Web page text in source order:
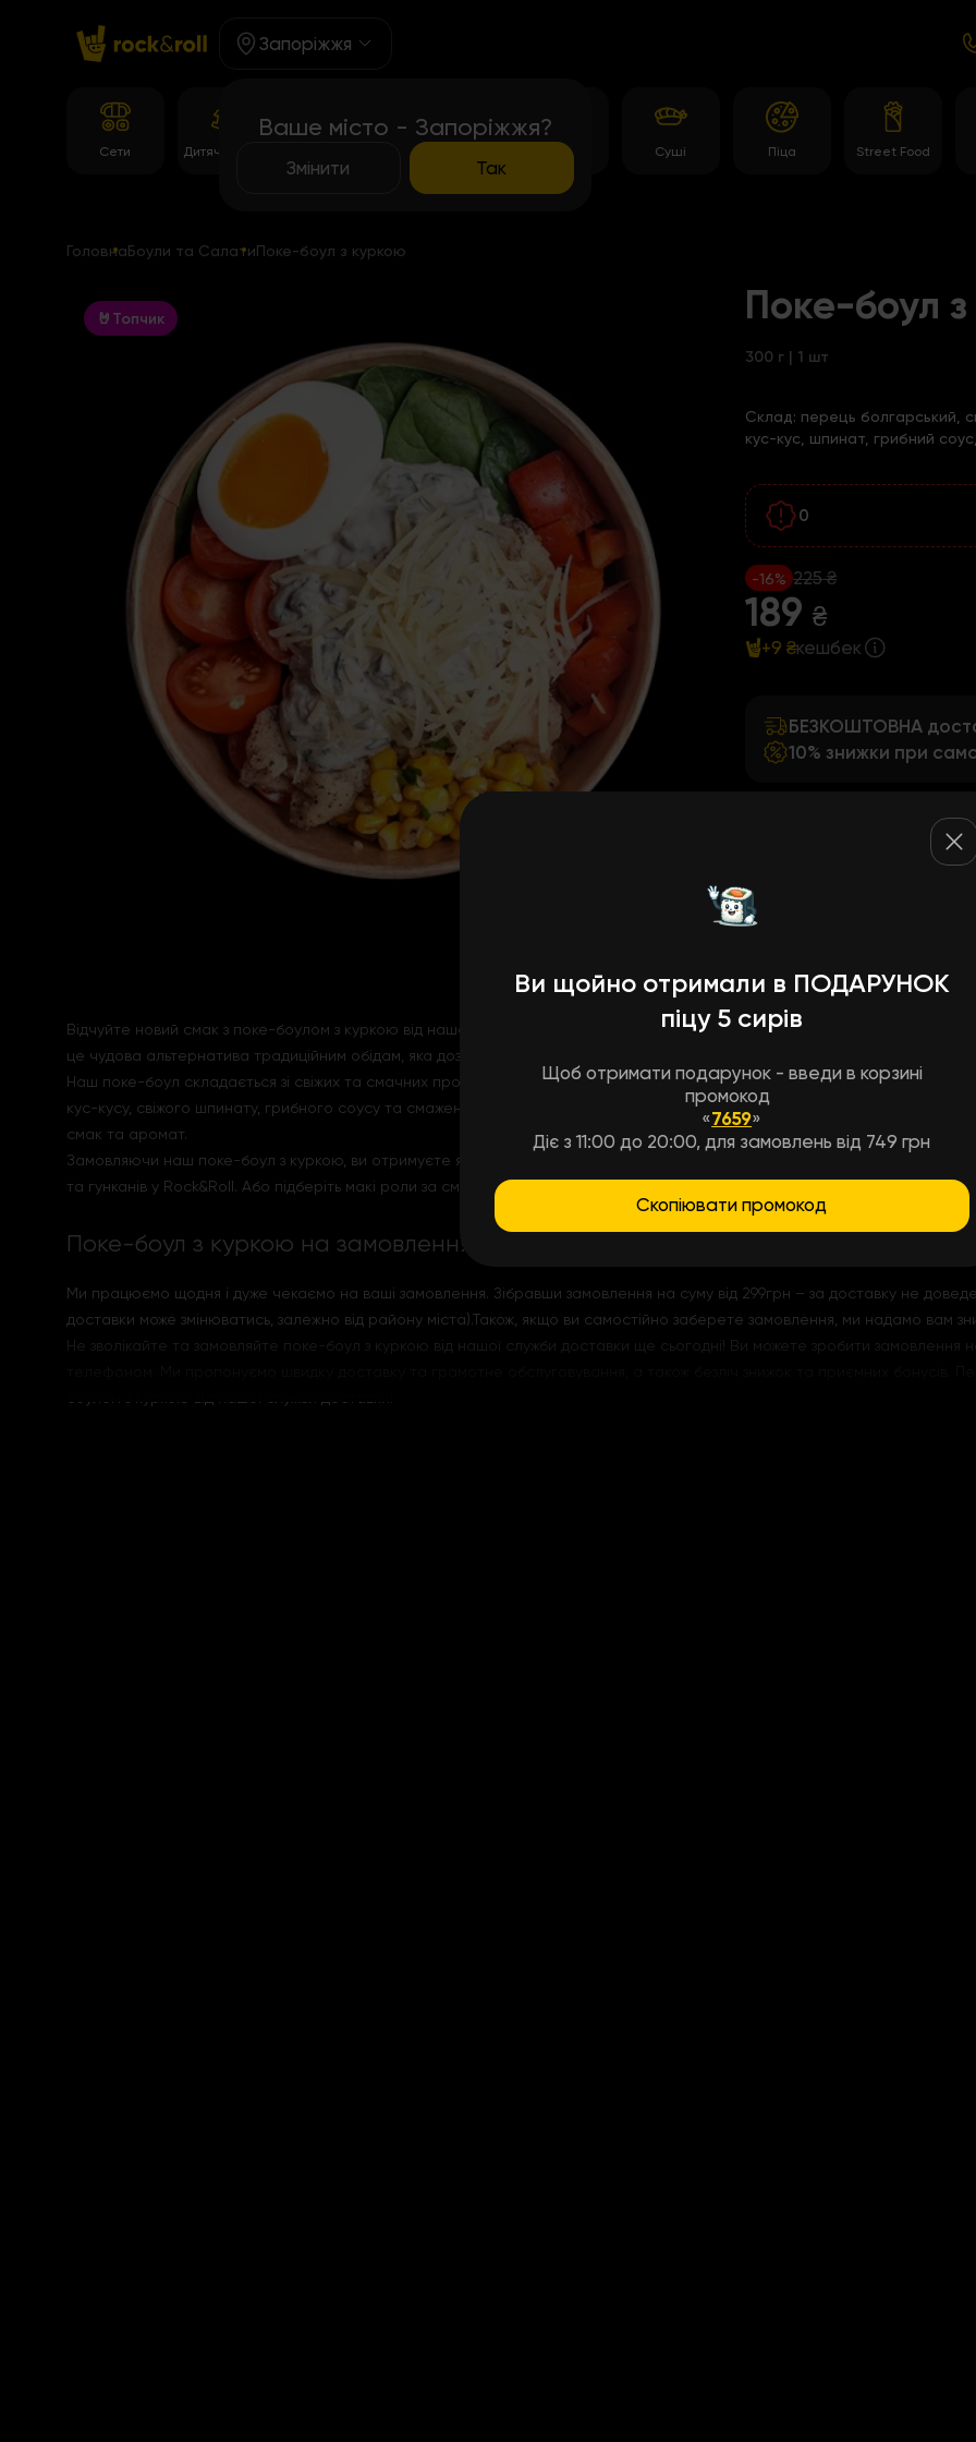
Запоріжжя
Ваше місто - Запоріжжя?
Змінити Так
Сети Дитяче Меню Темпура роли Роли Суші Піца Street Food
ГоловнаБоули та СалатиПоке-боул з куркою
🤘Топчик Поке-боул
300 г | 1 шт
Склад: перець болгарський,
кус-кус, шпинат, грибний
0
225 ₴
-16%
189 ₴
+9 ₴кешбек
БЕЗКОШТОВНА
10% знижки при
Харчова цінність на 100г
ккал
Відчуйте новий смак з поке-боулом з куркою від нашої служби доставки! Ця страва створена спеціально для справжніх
це чудова альтернатива традиційним обідам, яка дозволить вам насолодитися новими смаками та корисними
Наш поке-боул складається зі свіжих та смачних продуктів: соковитого курячого філе, ароматного болгарського
кус-кусу, свіжого шпинату, грибного соусу та смаженої кукурудзи. До цього додається наш неповторний "шою" соус та
смак та аромат.
Замовляючи наш поке-боул з куркою, ви отримуєте якісний та смачний обід за доступною ціною. Хочете чогось
та гунканів у Rock&Roll. Або підберіть макі роли за смаком.
Поке-боул з куркою на замовлення
Ми працюємо щодня і дуже чекаємо на ваші замовлення. Зібравши замовлення на суму від 299грн – за доставку не
доставки може змінюватись, залежно від району міста).Також, якщо ви самостійно заберете замовлення, ми надамо вам
Не зволікайте та замовляйте поке-боул з куркою від нашої служби доставки ще сьогодні! Ви можете зробити
Ви щойно отримали в ПОДАРУНОК
піцу 5 сирів
Щоб отримати подарунок - введи в корзині
промокод
«7659»
Діє з 11:00 до 20:00, для замовлень від 749 грн
Скопіювати промокод